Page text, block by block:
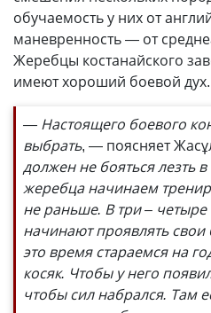
обучаемость у них от
маневренность — от
Жеребцы костанайского
имеют хороший боевой дух.
— Настоящего боевого
выбрать, — поясняет
должен не бояться лезть
жеребца начинаем
не раньше. В три –
начинают проявлять свои
это время стараемся на
косяк. Чтобы у него
чтобы сил набрался. Там